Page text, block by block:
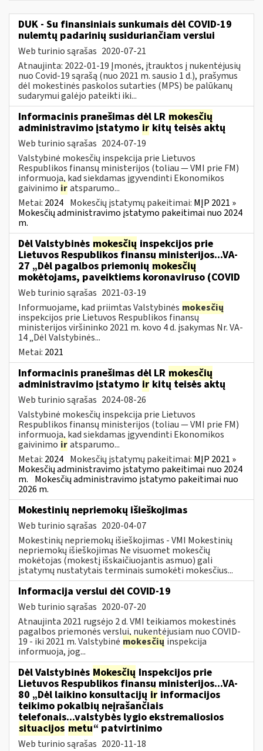
DUK - Su finansiniais sunkumais dėl COVID-19
nulemtų padarinių susiduriančiam verslui
Web turinio sąrašas 2020-07-21
Atnaujinta: 2022-01-19 Įmonės, įtrauktos į nukentėjusių
nuo Covid-19 sąrašą (nuo 2021 m. sausio 1 d.), prašymus
dėl mokestinės paskolos sutarties (MPS) be palūkanų
sudarymui galėjo pateikti iki...
Informacinis pranešimas dėl LR mokesčių
administravimo įstatymo ir kitų teisės aktų
Web turinio sąrašas 2024-07-19
Valstybinė mokesčių inspekcija prie Lietuvos
Respublikos finansų ministerijos (toliau — VMI prie FM)
informuoja, kad siekdamas įgyvendinti Ekonomikos
gaivinimo iratsparumo...
Metai: 2024 Mokesčių įstatymų pakeitimai: MĮP 2021 »
Mokesčių administravimo įstatymo pakeitimai nuo 2024
m.
Dėl Valstybinės mokesčių inspekcijos prie
Lietuvos Respublikos finansų ministerijos...VA-
27 „Dėl pagalbos priemonių mokesčių
mokėtojams, paveiktiems koronaviruso (COVID
Web turinio sąrašas 2021-03-19
Informuojame, kad priimtas Valstybinės mokesčių
inspekcijos prie Lietuvos Respublikos finansų
ministerijos viršininko 2021 m. kovo 4 d. įsakymas Nr. VA-
14 „Dėl Valstybinės...
Metai: 2021
Informacinis pranešimas dėl LR mokesčių
administravimo įstatymo ir kitų teisės aktų
Web turinio sąrašas 2024-08-26
Valstybinė mokesčių inspekcija prie Lietuvos
Respublikos finansų ministerijos (toliau — VMI prie FM)
informuoja, kad siekdamas įgyvendinti Ekonomikos
gaivinimo iratsparumo...
Metai: 2024 Mokesčių įstatymų pakeitimai: MĮP 2021 »
Mokesčių administravimo įstatymo pakeitimai nuo 2024
m. Mokesčių administravimo įstatymo pakeitimai nuo
2026 m.
Mokestinių nepriemokų išieškojimas
Web turinio sąrašas 2020-04-07
Mokestinių nepriemokų išieškojimas - VMI Mokestinių
nepriemokų išieškojimas Ne visuomet mokesčių
mokėtojas (mokestį išskaičiuojantis asmuo) gali
įstatymų nustatytais terminais sumokėti mokesčius...
Informacija verslui dėl COVID-19
Web turinio sąrašas 2020-07-20
Atnaujinta 2021 rugsėjo 2 d. VMI teikiamos mokestinės
pagalbos priemonės verslui, nukentėjusiam nuo COVID-
19 - iki 2021 m. Valstybinė mokesčių inspekcija
informuoja, jog...
Dėl Valstybinės Mokesčių Inspekcijos prie
Lietuvos Respublikos finansų ministerijos...VA-
80 „Dėl laikino konsultacijų ir informacijos
teikimo pokalbių neįrašančiais
telefonais...valstybės lygio ekstremaliosios
situacijos metu“ patvirtinimo
Web turinio sąrašas 2020-11-18